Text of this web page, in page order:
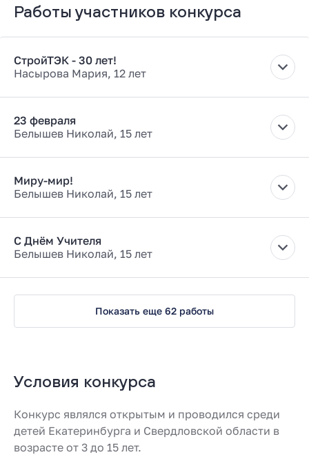
Работы участников конкурса
СтройТЭК - 30 лет!
Насырова Мария, 12 лет
23 февраля
Белышев Николай, 15 лет
Миру-мир!
Белышев Николай, 15 лет
С Днём Учителя
Белышев Николай, 15 лет
Показать еще 62 работы
Условия конкурса
Конкурс являлся открытым и проводился среди
детей Екатеринбурга и Свердловской области в
возрасте от 3 до 15 лет.